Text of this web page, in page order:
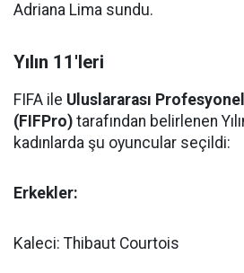
Adriana Lima sundu.
Yılın 11'leri
FIFA ile Uluslararası
(FIFPro) tarafından belirlenen
kadınlarda şu oyuncular seçildi:
Erkekler:
Kaleci: Thibaut Courtois